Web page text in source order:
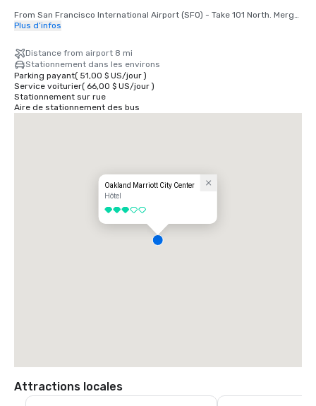
From San Francisco International Airport (SFO) - Take 101 North. Merge
to I-80. Take 580 East off the bridge to 980 South. Take 11th/12th
Plus d’infos
Distance from airport 8 mi
Stationnement dans les environs
Parking payant( 51,00 $ US/jour)
Service voiturier( 66,00 $ US/jour)
Stationnement sur rue
Aire de stationnement des bus
Oakland Marriott City Center
Hôtel
3 sur 5
Attractions locales